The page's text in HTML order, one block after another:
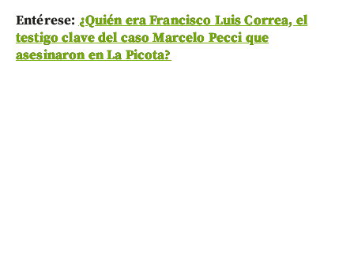
Entérese: ¿Quién era Francisco Luis Correa, el
testigo clave del caso Marcelo Pecci que
asesinaron en La Picota?